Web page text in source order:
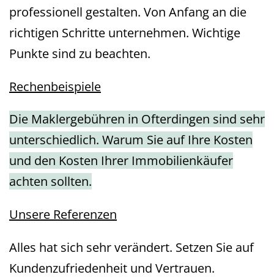
professionell gestalten. Von Anfang an die
richtigen Schritte unternehmen. Wichtige
Punkte sind zu beachten.
Rechenbeispiele
Die Maklergebühren in Ofterdingen sind sehr
unterschiedlich. Warum Sie auf Ihre Kosten
und den Kosten Ihrer Immobilienkäufer
achten sollten.
Unsere Referenzen
Alles hat sich sehr verändert. Setzen Sie auf
Kundenzufriedenheit und Vertrauen.